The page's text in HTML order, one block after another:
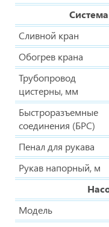
Сливной кран
Обогрев крана
Трубопровод
цистерны, мм
Быстроразъемные
соединения (БРС)
Пенал для рукава
Рукав напорный, м
Модель